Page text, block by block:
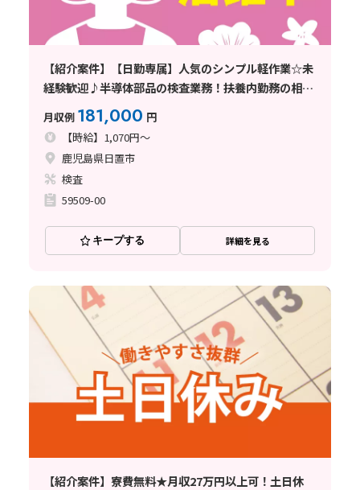
【紹介案件】【日勤専属】人気のシンプル軽作業☆未
経験歓迎♪半導体部品の検査業務！扶養内勤務の相談
月収例 181,000 円
【時給】1,070円～
鹿児島県日置市
検査
59509-00
キープする 詳細を見る
【紹介案件】寮費無料★月収27万円以上可！土日休